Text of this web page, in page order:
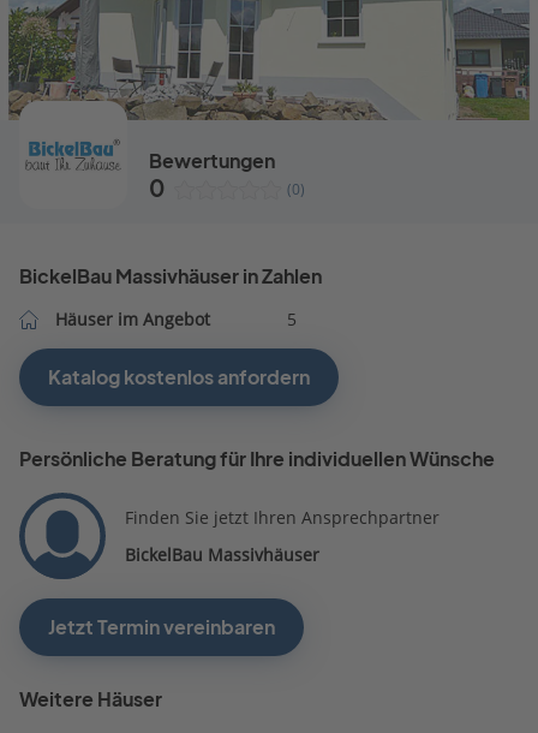
Bewertungen
0 (0)
BickelBau Massivhäuser in Zahlen
Häuser im Angebot 5
Katalog kostenlos anfordern
Persönliche Beratung für Ihre individuellen Wünsche
Finden Sie jetzt Ihren Ansprechpartner
BickelBau Massivhäuser
Jetzt Termin vereinbaren
Weitere Häuser